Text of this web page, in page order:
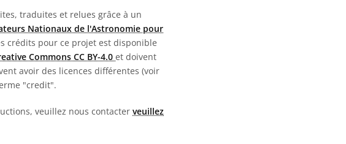
traduites et relues grâce à un
Nationaux de l'Astronomie pour
crédits pour ce projet est disponible
Commons CC BY-4.0 et doivent
avoir des licences différentes (voir
"credit".
veuillez nous contacter veuillez